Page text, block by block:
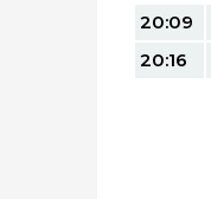
20:09
20:16